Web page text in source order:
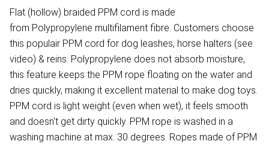
Flat (hollow) braided PPM cord is made
from Polypropylene multifilament fibre. Customers choose
this populair PPM cord for dog leashes, horse halters (see
video) & reins. Polypropylene does not absorb moisture,
this feature keeps the PPM rope floating on the water and
dries quickly, making it excellent material to make dog toys.
PPM cord is light weight (even when wet), it feels smooth
and doesn't get dirty quickly. PPM rope is washed in a
washing machine at max. 30 degrees. Ropes made of PPM